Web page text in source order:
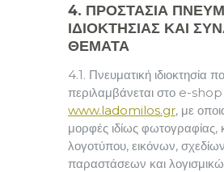
4. ΠΡΟΣΤΑΣΙΑ
ΙΔΙΟΚΤΗΣΙΑΣ ΚΑΙ
ΘΕΜΑΤΑ
4.1. Πνευματική ιδιοκτησία
περιλαμβάνεται στο e-shop
www.ladomilos.gr, με
μορφές ιδίως φωτογραφίας,
λογοτύπου, εικόνων,
παραστάσεων και